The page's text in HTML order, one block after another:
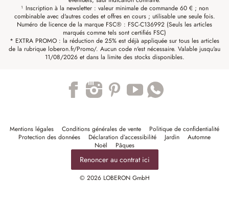
¹ Inscription à la newsletter : valeur minimale de commande 60 € ; non
combinable avec d'autres codes et offres en cours ; utilisable une seule fois.
Numéro de licence de la marque FSC® : FSC-C136992 (Seuls les articles
marqués comme tels sont certifiés FSC)
* EXTRA PROMO : la réduction de 25% est déjà appliquée sur tous les articles
de la rubrique loberon.fr/Promo/. Aucun code n'est nécessaire. Valable jusqu'au
11/08/2026 et dans la limite des stocks disponibles.
Mentions légales Conditions générales de vente
Politique de confidentialité
Protection des données
Déclaration d’accessibilité Jardin
Automne
Noël
Pâques
Renoncer au contrat ici
© 2026 LOBERON GmbH